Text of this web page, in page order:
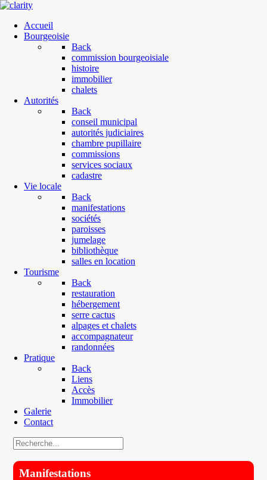
Accueil
Bourgeoisie
Back
commission bourgeoisiale
histoire
immobilier
chalets
Autorités
Back
conseil municipal
autorités judiciaires
chambre pupillaire
commissions
services sociaux
cadastre
Vie locale
Back
manifestations
sociétés
paroisses
jumelage
bibliothèque
salles en location
Tourisme
Back
restauration
hébergement
serre cactus
alpages et chalets
accompagnateur
randonnées
Pratique
Back
Liens
Accès
Immobilier
Galerie
Contact
Manifestations